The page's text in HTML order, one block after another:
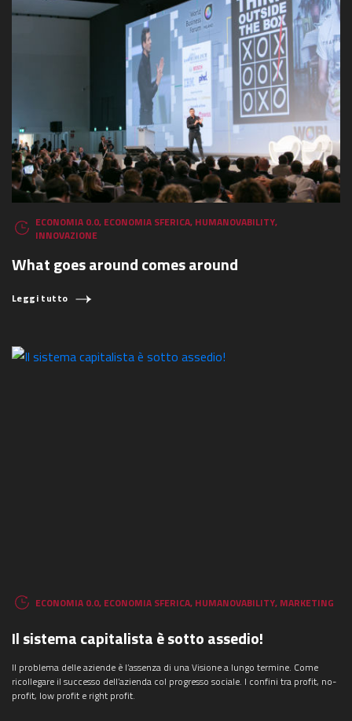
ECONOMIA 0.0, ECONOMIA SFERICA, HUMANOVABILITY,
INNOVAZIONE
What goes around comes around
Leggi tutto
ECONOMIA 0.0, ECONOMIA SFERICA, HUMANOVABILITY, MARKETING
Il sistema capitalista è sotto assedio!
Il problema delle aziende è l’assenza di una Visione a lungo termine. Come
ricollegare il successo dell’azienda col progresso sociale. I confini tra profit, no-
profit, low profit e right profit.